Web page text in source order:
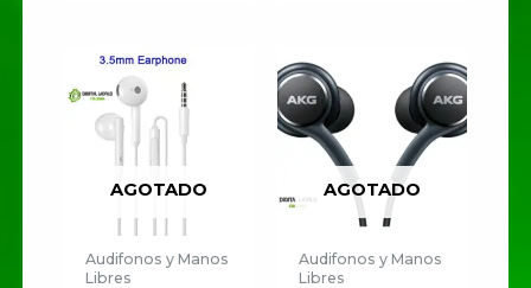
AGOTADO
Audifonos y Manos
Libres
AGOTADO
Audifonos y Manos
Libres